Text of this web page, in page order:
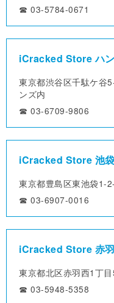
☎︎ 03-5784-0671
iCracked Store ハ
東京都渋谷区千駄ケ谷
ンズ内
☎︎ 03-6709-9806
iCracked Store 池
東京都豊島区東池袋1-
☎︎ 03-6907-0016
iCracked Store 赤
東京都北区赤羽西1丁目
☎︎ 03-5948-5358